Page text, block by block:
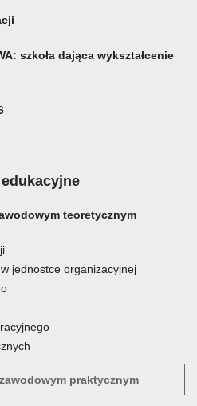
szkoła dająca wykształcenie
teoretycznym
jednostce organizacyjnej
praktycznym